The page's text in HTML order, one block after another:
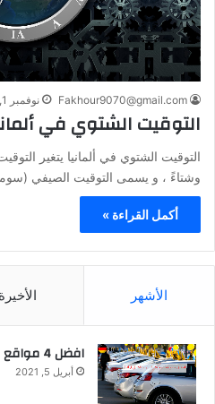
Fakhour9070@gmail.com نوفمبر 1, 2023
التوقيت الشتوي في
التوقيت الشتوي في ألمانيا يتغير
وشتاءً ، و يسمى التوقيت الصيفي
أكمل القراءة »
الأشهر الأخيرة
افضل 4 مواقع لبيع وشراء السيارات في ألمانيا
أبريل 5, 2021